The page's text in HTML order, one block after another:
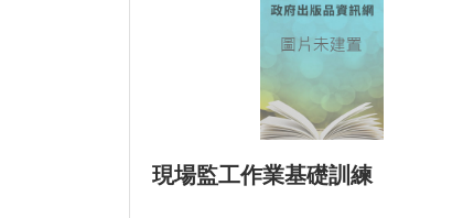
現場監工作業基礎訓練